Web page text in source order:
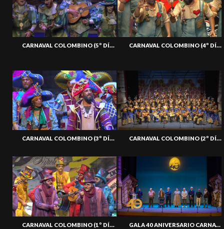
CARNAVAL COLOMBINO (5º DÍA PRELIM) 02-02-24 CARNAVAL COLOMBINO (4º DÍA PRELIM) 01-02-24
CARNAVAL COLOMBINO (3º DÍA PRELIM) 31-01-24 CARNAVAL COLOMBINO (2º DÍA PRELIM) 27-01-24
CARNAVAL COLOMBINO (1º DÍA PRELIM) 26-01-24 GALA 40 ANIVERSARIO CARNAVAL